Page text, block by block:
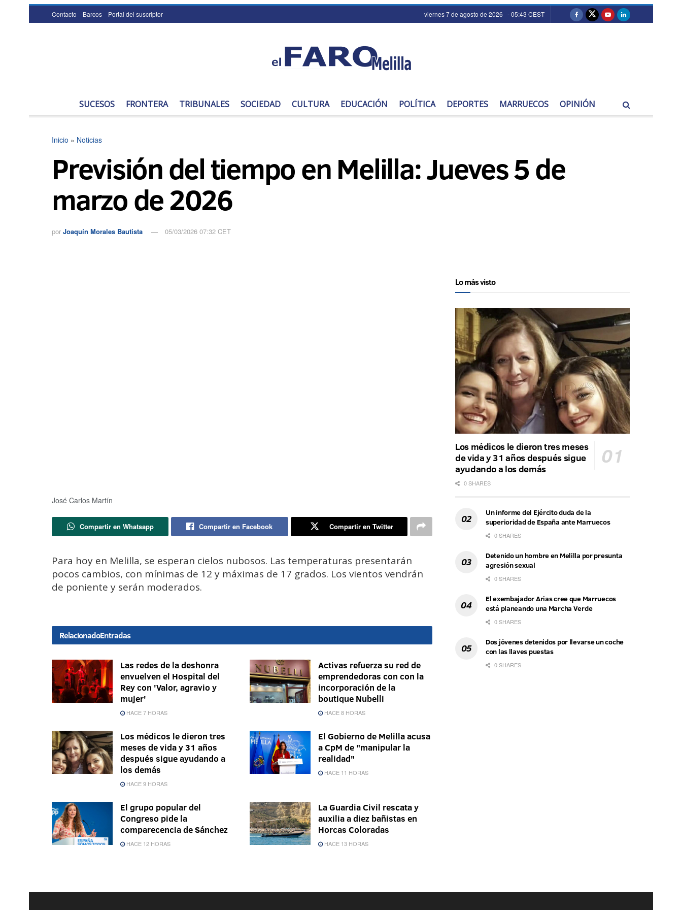
Contacto Barcos Portal del suscriptor viernes 7 de agosto de 2026 - 05:43 CEST
SUCESOS FRONTERA TRIBUNALES SOCIEDAD CULTURA EDUCACIÓN POLÍTICA DEPORTES MARRUECOS OPINIÓN
Inicio » Noticias
Previsión del tiempo en Melilla: Jueves 5 de
marzo de 2026
por Joaquín Morales Bautista 05/03/2026 07:32 CET
José Carlos Martín
Compartir en Whatsapp Compartir en Facebook Compartir en Twitter
Para hoy en Melilla, se esperan cielos nubosos. Las temperaturas presentarán
pocos cambios, con mínimas de 12 y máximas de 17 grados. Los vientos vendrán
de poniente y serán moderados.
RelacionadoEntradas
Las redes de la deshonra
envuelven el Hospital del
Rey con 'Valor, agravio y
mujer'
HACE 7 HORAS
Activas refuerza su red de
emprendedoras con con la
incorporación de la
boutique Nubelli
HACE 8 HORAS
Los médicos le dieron tres
meses de vida y 31 años
después sigue ayudando a
los demás
HACE 9 HORAS
El Gobierno de Melilla acusa
a CpM de "manipular la
realidad"
HACE 11 HORAS
El grupo popular del
Congreso pide la
comparecencia de Sánchez
HACE 12 HORAS
La Guardia Civil rescata y
auxilia a diez bañistas en
Horcas Coloradas
HACE 13 HORAS
Lo más visto
Los médicos le dieron tres meses
de vida y 31 años después sigue
ayudando a los demás
0 SHARES
Un informe del Ejército duda de la
superioridad de España ante Marruecos
0 SHARES
Detenido un hombre en Melilla por presunta
agresión sexual
0 SHARES
El exembajador Arias cree que Marruecos
está planeando una Marcha Verde
0 SHARES
Dos jóvenes detenidos por llevarse un coche
con las llaves puestas
0 SHARES